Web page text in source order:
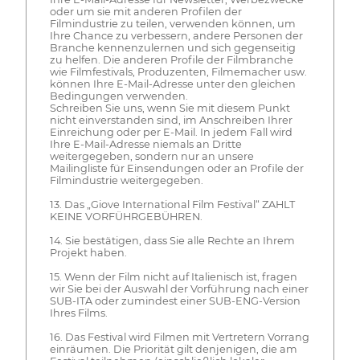
oder um sie mit anderen Profilen der
Filmindustrie zu teilen, verwenden können, um
Ihre Chance zu verbessern, andere Personen der
Branche kennenzulernen und sich gegenseitig
zu helfen. Die anderen Profile der Filmbranche
wie Filmfestivals, Produzenten, Filmemacher usw.
können Ihre E-Mail-Adresse unter den gleichen
Bedingungen verwenden.
Schreiben Sie uns, wenn Sie mit diesem Punkt
nicht einverstanden sind, im Anschreiben Ihrer
Einreichung oder per E-Mail. In jedem Fall wird
Ihre E-Mail-Adresse niemals an Dritte
weitergegeben, sondern nur an unsere
Mailingliste für Einsendungen oder an Profile der
Filmindustrie weitergegeben.
13. Das „Giove International Film Festival“ ZAHLT
KEINE VORFÜHRGEBÜHREN.
14. Sie bestätigen, dass Sie alle Rechte an Ihrem
Projekt haben.
15. Wenn der Film nicht auf Italienisch ist, fragen
wir Sie bei der Auswahl der Vorführung nach einer
SUB-ITA oder zumindest einer SUB-ENG-Version
Ihres Films.
16. Das Festival wird Filmen mit Vertretern Vorrang
einräumen. Die Priorität gilt denjenigen, die am